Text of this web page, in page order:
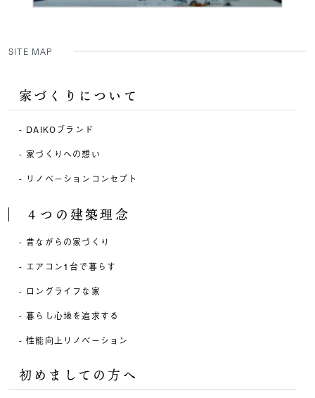
SITE MAP
家づくりについて
DAIKOブランド
家づくりへの想い
リノベーションコンセプト
４つの建築理念
昔ながらの家づくり
エアコン1台で暮らす
ロングライフな家
暮らし心地を追求する
性能向上リノベーション
初めましての方へ